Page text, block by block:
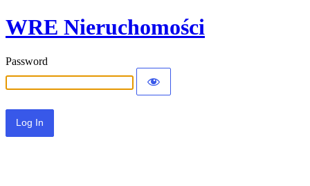
WRE Nieruchomości
Password